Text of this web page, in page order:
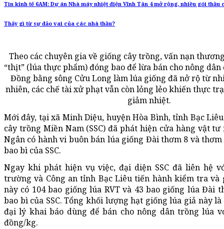
Tin kinh tế 6AM: Dự án Nhà máy nhiệt điện Vĩnh Tân 4 mở rộng, nhiều gói thầu
Thấy gì từ sự đảo vai của các nhà thầu?
Theo các chuyên gia về giống cây trồng, vấn nạn
“thịt” (lúa thực phẩm) đóng bao để lừa bán cho nông
Đồng bằng sông Cửu Long làm lúa giống đã nở rộ từ
nhiên, các chế tài xử phạt vẫn còn lỏng lẻo khiến thực
giảm nhiệt.
Mới đây, tại xã Minh Diệu, huyện Hòa Bình, tỉnh Bạc
cây trồng Miền Nam (SSC) đã phát hiện cửa hàng vật
Ngân có hành vi buôn bán lúa giống Đài thơm 8 và thơm
bao bì của SSC.
Ngay khi phát hiện vụ việc, đại diện SSC đã liên hệ
trường và Công an tỉnh Bạc Liêu tiến hành kiểm tra
này có 104 bao giống lúa RVT và 43 bao giống lúa Đài
bao bì của SSC. Tổng khối lượng hạt giống lúa giả này
đại lý khai báo dùng để bán cho nông dân trồng lúa
đồng/kg.